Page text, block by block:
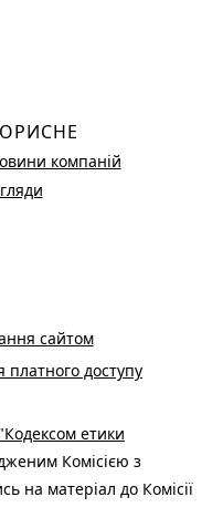
компаній
сайтом
доступу
"Кодексом етики
Комісією з
на матеріал до Комісії